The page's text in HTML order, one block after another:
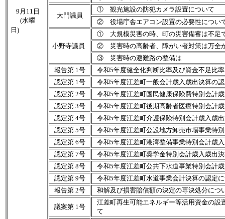
9月11日
(水曜
日)
大門議員
① 観光施設の防犯カメラ設置について
② 役場庁舎エアコン設置の必要性につい
小野寺議員
① 大規模災害の時、町の災害備蓄は不足
② 災害時の高齢者、障がい者対策は万全
③ 災害時の避難路の整備は
報告第 1号
令和5年度健全化判断比率及び資金不足比
認定第 1号
令和5年度江差町一般会計歳入歳出決算の
認定第 2号
令和5年度江差町国民健康保険費特別会計
認定第 3号
令和5年度江差町後期高齢者医療特別会計
認定第 4号
令和5年度江差町介護保険特別会計歳入歳
認定第 5号
令和5年度江差町公設地方卸売市場事業特
認定第 6号
令和5年度江差町港湾整備事業特別会計歳
認定第 7号
令和5年度江差町奨学金特別会計歳入歳出
認定第 8号
令和5年度江差町公共下水道事業特別会計
認定第 9号
令和5年度江差町水道事業会計決算の認定
報告第 2号
和解及び損害賠償額の決定の専決処分につ
議案第 1号
江差町再生可能エネルギー等活用資金の
て